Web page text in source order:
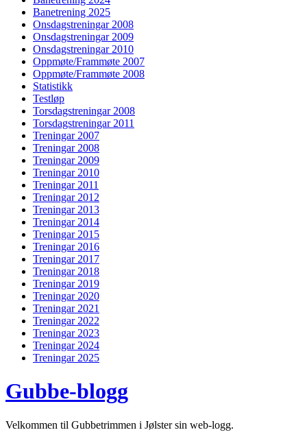
Banetrening 2025
Onsdagstreningar 2008
Onsdagstreningar 2009
Onsdagstreningar 2010
Oppmøte/Frammøte 2007
Oppmøte/Frammøte 2008
Statistikk
Testløp
Torsdagstreningar 2008
Torsdagstreningar 2011
Treningar 2007
Treningar 2008
Treningar 2009
Treningar 2010
Treningar 2011
Treningar 2012
Treningar 2013
Treningar 2014
Treningar 2015
Treningar 2016
Treningar 2017
Treningar 2018
Treningar 2019
Treningar 2020
Treningar 2021
Treningar 2022
Treningar 2023
Treningar 2024
Treningar 2025
Gubbe-blogg
Velkommen til Gubbetrimmen i Jølster sin web-logg.